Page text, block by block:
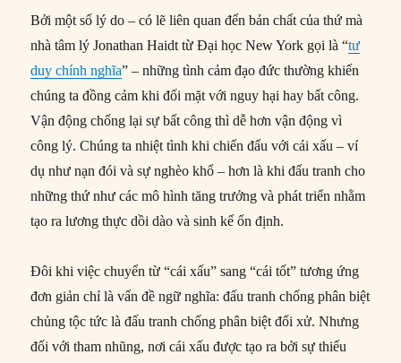
Bởi một số lý do – có lẽ liên quan đến bản chất của thứ mà
nhà tâm lý Jonathan Haidt từ Đại học New York gọi là “tư
duy chính nghĩa” – những tình cảm đạo đức thường khiến
chúng ta đồng cảm khi đối mặt với nguy hại hay bất công.
Vận động chống lại sự bất công thì dễ hơn vận động vì
công lý. Chúng ta nhiệt tình khi chiến đấu với cái xấu – ví
dụ như nạn đói và sự nghèo khổ – hơn là khi đấu tranh cho
những thứ như các mô hình tăng trưởng và phát triển nhằm
tạo ra lương thực dồi dào và sinh kế ổn định.
Đôi khi việc chuyển từ “cái xấu” sang “cái tốt” tương ứng
đơn giản chỉ là vấn đề ngữ nghĩa: đấu tranh chống phân biệt
chủng tộc tức là đấu tranh chống phân biệt đối xử. Nhưng
đối với tham nhũng, nơi cái xấu được tạo ra bởi sự thiếu